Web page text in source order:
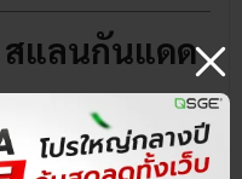
สแลนกันแดด